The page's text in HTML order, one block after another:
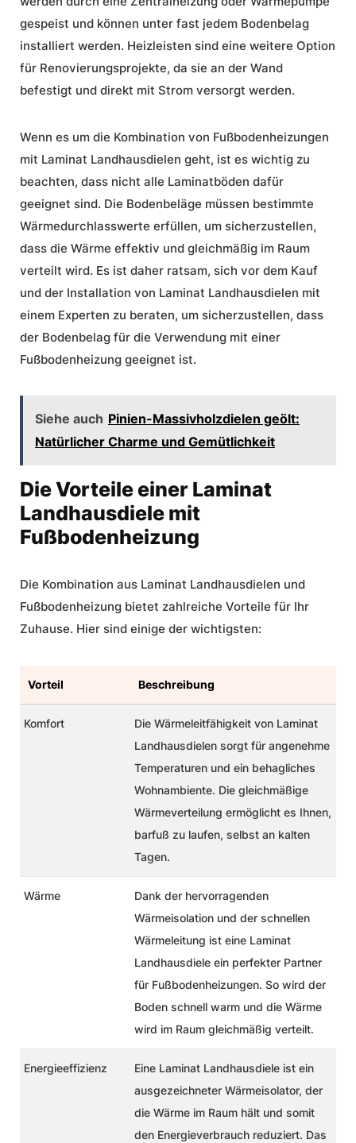
gespeist und können unter fast jedem Bodenbelag
installiert werden. Heizleisten sind eine weitere Option
für Renovierungsprojekte, da sie an der Wand
befestigt und direkt mit Strom versorgt werden.
Wenn es um die Kombination von Fußbodenheizungen
mit Laminat Landhausdielen geht, ist es wichtig zu
beachten, dass nicht alle Laminatböden dafür
geeignet sind. Die Bodenbeläge müssen bestimmte
Wärmedurchlasswerte erfüllen, um sicherzustellen,
dass die Wärme effektiv und gleichmäßig im Raum
verteilt wird. Es ist daher ratsam, sich vor dem Kauf
und der Installation von Laminat Landhausdielen mit
einem Experten zu beraten, um sicherzustellen, dass
der Bodenbelag für die Verwendung mit einer
Fußbodenheizung geeignet ist.
Siehe auch Pinien-Massivholzdielen geölt:
Natürlicher Charme und Gemütlichkeit
Die Vorteile einer Laminat
Landhausdiele mit
Fußbodenheizung
Die Kombination aus Laminat Landhausdielen und
Fußbodenheizung bietet zahlreiche Vorteile für Ihr
Zuhause. Hier sind einige der wichtigsten:
Vorteil Beschreibung
Komfort
Die Wärmeleitfähigkeit von Laminat
Landhausdielen sorgt für angenehme
Temperaturen und ein behagliches
Wohnambiente. Die gleichmäßige
Wärmeverteilung ermöglicht es Ihnen,
barfuß zu laufen, selbst an kalten
Tagen.
Wärme
Dank der hervorragenden
Wärmeisolation und der schnellen
Wärmeleitung ist eine Laminat
Landhausdiele ein perfekter Partner
für Fußbodenheizungen. So wird der
Boden schnell warm und die Wärme
wird im Raum gleichmäßig verteilt.
Energieeffizienz Eine Laminat Landhausdiele ist ein
ausgezeichneter Wärmeisolator, der
die Wärme im Raum hält und somit
den Energieverbrauch reduziert. Das